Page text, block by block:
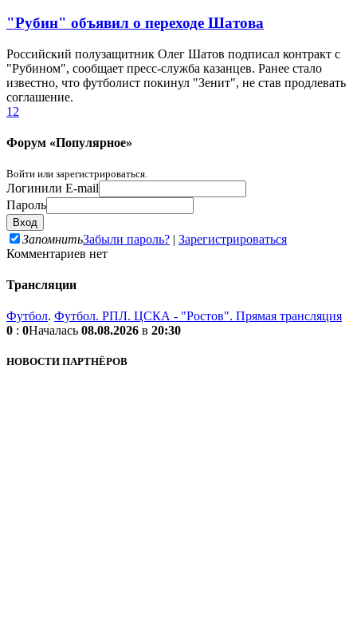
"Рубин" объявил о переходе Шатова
Российский полузащитник Олег Шатов подписал контракт с
"Рубином", сообщает пресс-служба казанцев. Ранее стало
известно, что футболист покинул "Зенит", не став продлевать
соглашение.
1 2
Форум «Популярное»
Войти или зарегистрироваться.
Логинили E-mail
Пароль
ЗапомнитьЗабыли пароль? | Зарегистрироваться
Комментариев нет
Трансляции
Футбол. Футбол. РПЛ. ЦСКА - "Ростов". Прямая трансляция
0 : 0Началась 08.08.2026 в 20:30
НОВОСТИ ПАРТНЁРОВ